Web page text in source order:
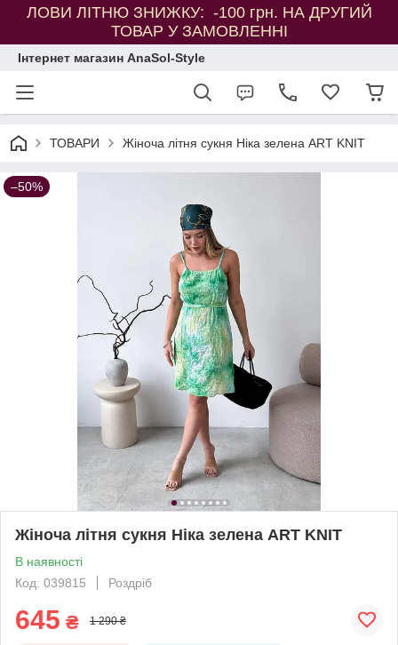
ЛОВИ ЛІТНЮ ЗНИЖКУ: -100 грн. НА ДРУГИЙ
ТОВАР У ЗАМОВЛЕННІ
Інтернет магазин AnaSol-Style
ТОВАРИ Жіноча літня сукня Ніка зелена ART KNIT
–50%
Жіноча літня сукня Ніка зелена ART KNIT
В наявності
Код: 039815
Роздріб
645 ₴ 1 290 ₴